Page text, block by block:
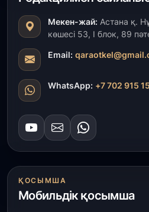
Мекен-жай: Астана қ.
көшесі 53, І блок, 89
Email:
WhatsApp: +7 702 915
ҚОСЫМША
Мобильдік қосымша